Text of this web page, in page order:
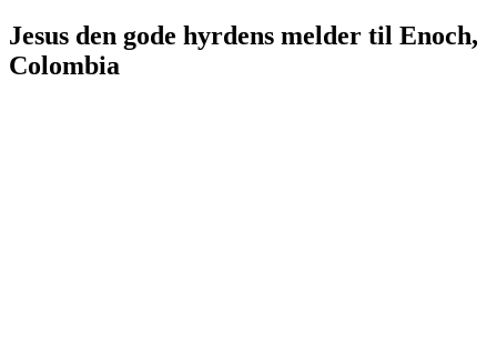
Jesus den gode hyrdens melder til Enoch,
Colombia